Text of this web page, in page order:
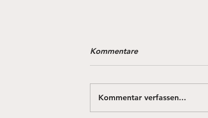
Ferienzeit
Herzlichen Glückwunsch allen
Kommentare
Kommentar verfassen...